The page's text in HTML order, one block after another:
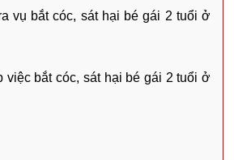
vụ bắt cóc, sát hại bé gái 2 tuổi ở
việc bắt cóc, sát hại bé gái 2 tuổi ở